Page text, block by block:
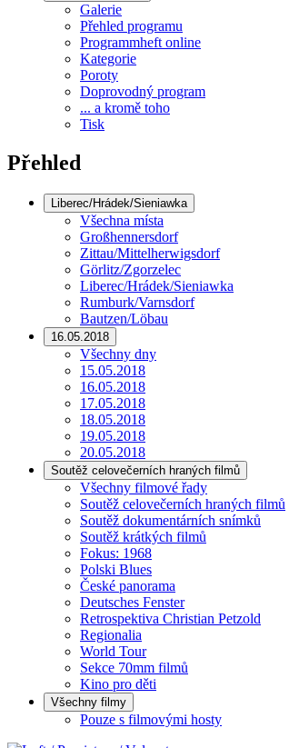
Galerie
Přehled programu
Programmheft online
Kategorie
Poroty
Doprovodný program
... a kromě toho
Tisk
Přehled
Liberec/Hrádek/Sieniawka
Všechna místa
Großhennersdorf
Zittau/Mittelherwigsdorf
Görlitz/Zgorzelec
Liberec/Hrádek/Sieniawka
Rumburk/Varnsdorf
Bautzen/Löbau
16.05.2018
Všechny dny
15.05.2018
16.05.2018
17.05.2018
18.05.2018
19.05.2018
20.05.2018
Soutěž celovečerních hraných filmů
Všechny filmové řady
Soutěž celovečerních hraných filmů
Soutěž dokumentárních snímků
Soutěž krátkých filmů
Fokus: 1968
Polski Blues
České panorama
Deutsches Fenster
Retrospektiva Christian Petzold
Regionalia
World Tour
Sekce 70mm filmů
Kino pro děti
Všechny filmy
Pouze s filmovými hosty